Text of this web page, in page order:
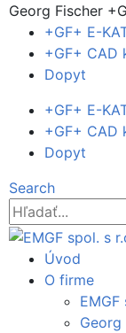
Georg Fischer
+GF+ E-
+GF+ CAD
Dopyt
+GF+ E-
+GF+ CAD
Dopyt
Search
Úvod
O firme
EMGF
Georg